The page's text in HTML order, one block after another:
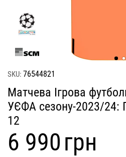
SKU: 76544821
Матчева Ігрова
УЄФА сезону-2023/
12
‍6 990‍грн